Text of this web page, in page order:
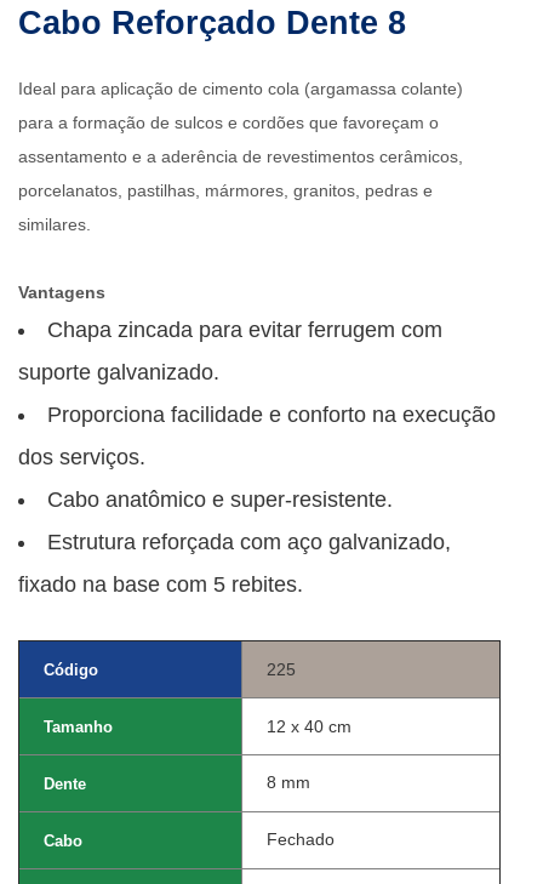
Cabo Reforçado Dente 8
Ideal para aplicação de cimento cola (argamassa colante)
para a formação de sulcos e cordões que favoreçam o
assentamento e a aderência de revestimentos cerâmicos,
porcelanatos, pastilhas, mármores, granitos, pedras e
similares.
Vantagens
Chapa zincada para evitar ferrugem com
suporte galvanizado.
Proporciona facilidade e conforto na execução
dos serviços.
Cabo anatômico e super-resistente.
Estrutura reforçada com aço galvanizado,
fixado na base com 5 rebites.
Código 225
Tamanho 12 x 40 cm
Dente 8 mm
Cabo Fechado